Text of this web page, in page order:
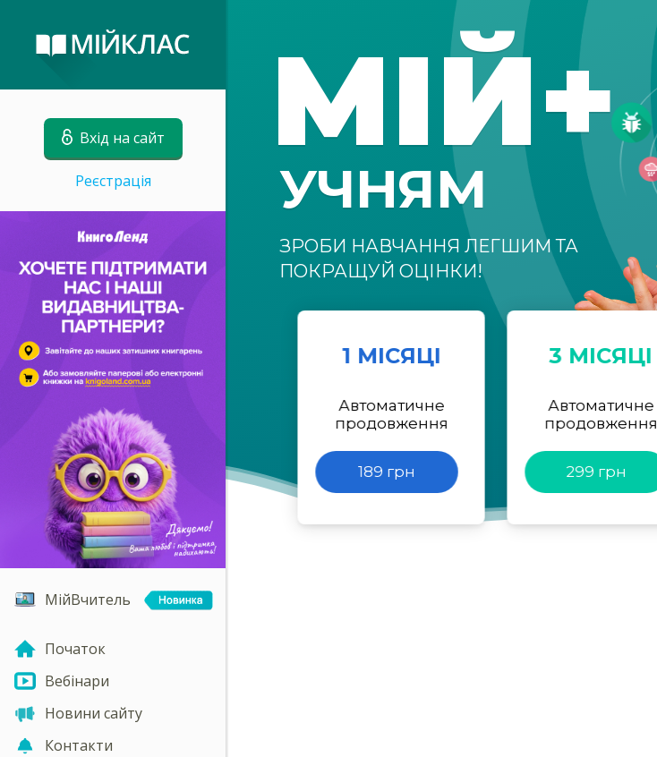
Вхід на сайт
Реєстрація
МійВчитель
Початок
Вебінари
Новини сайту
Контакти
МІЙ+
УЧНЯМ
ЗРОБИ НАВЧАННЯ ЛЕГШИМ ТА
ПОКРАЩУЙ ОЦІНКИ!
1 МІСЯЦІ
Автоматичне
продовження
189 грн
3 МІСЯЦІ
Автоматичне
продовження
299 грн